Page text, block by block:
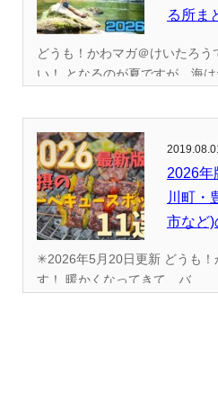
る所ま
どうも！かわマガ＠けいたろう
い！ となるのが夏ですが、海は
2026年
川町・
市など)
✳︎2026年5月20日更新 どうも！
す！ 暖かくなってきて、バ...